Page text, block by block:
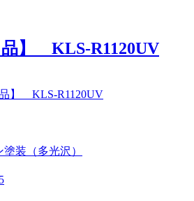
品】 KLS-R1120UV
品】 KLS-R1120UV
装（多光沢）